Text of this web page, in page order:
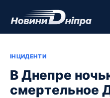
ІНЦИДЕНТИ
В Днепре
смертельное